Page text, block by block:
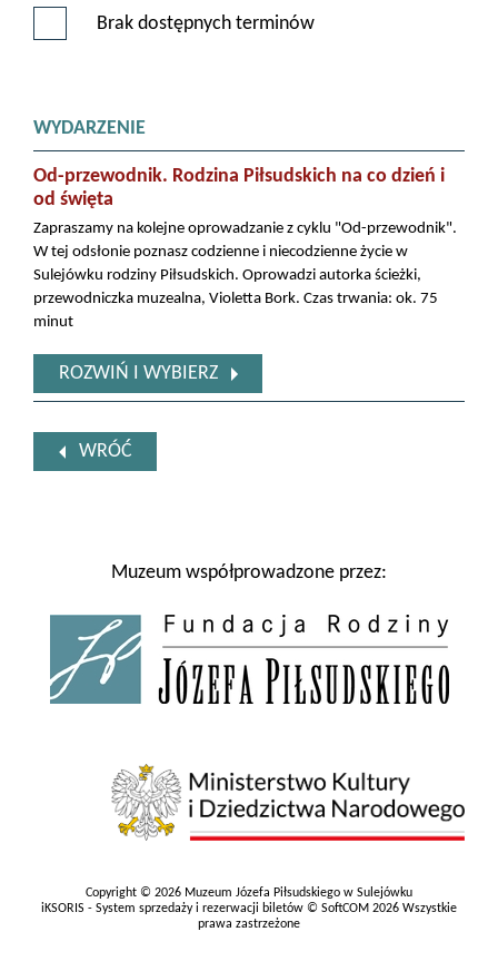
Brak dostępnych terminów
WYDARZENIE
Od-przewodnik. Rodzina Piłsudskich na co dzień i
od święta
Zapraszamy na kolejne oprowadzanie z cyklu "Od-przewodnik".
W tej odsłonie poznasz codzienne i niecodzienne życie w
Sulejówku rodziny Piłsudskich. Oprowadzi autorka ścieżki,
przewodniczka muzealna, Violetta Bork. Czas trwania: ok. 75
minut
ROZWIŃ I WYBIERZ
WRÓĆ
Muzeum współprowadzone przez:
Copyright © 2026 Muzeum Józefa Piłsudskiego w Sulejówku
iKSORIS - System sprzedaży i rezerwacji biletów © SoftCOM 2026 Wszystkie
prawa zastrzeżone